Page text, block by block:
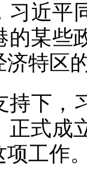
习近平
的某些
济特区
持下，
正式成
项工作